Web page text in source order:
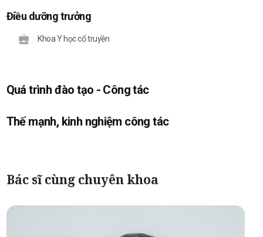
Điều dưỡng trưởng
Khoa Y học cổ truyền
Quá trình đào tạo - Công tác
Thế mạnh, kinh nghiệm công tác
Bác sĩ cùng chuyên khoa